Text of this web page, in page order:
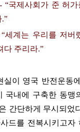
“국제사회가 준 허가
.”
세계는 우리를 저버
다 주리라.”
실이 영국 반전운동
국내에 구축한 동맹
간단하게 무시되었
드를 전복시키고자